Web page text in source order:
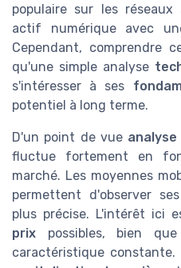
populaire sur les
actif numérique avec
Cependant, comprendre
qu'une simple analyse
s'intéresser à ses
potentiel à long terme.
D'un point de vue
fluctue fortement en
marché. Les moyennes
permettent d'observer
plus précise. L'intérêt ici
prix possibles, bien
caractéristique constante.